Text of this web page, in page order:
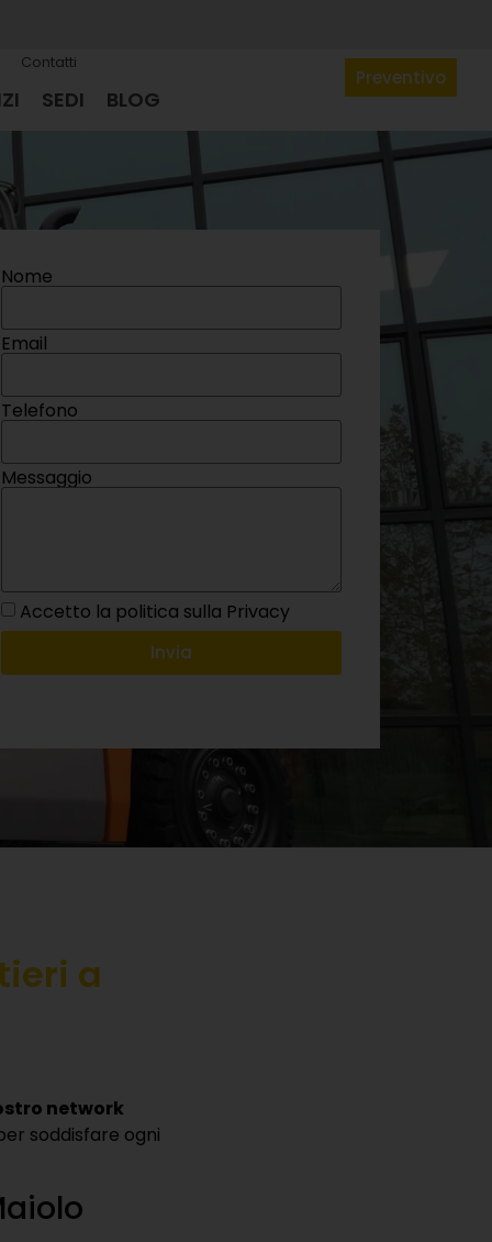
Contatti
SEDI BLOG
Preventivo
Nome
Email
Telefono
Messaggio
Accetto la politica sulla Privacy
Invia
a
network
soddisfare ogni